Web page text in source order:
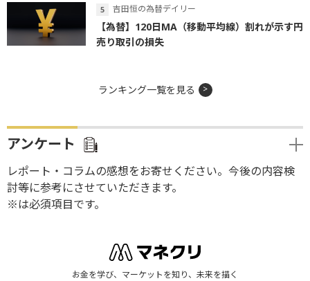
吉田恒の為替デイリー
【為替】120日MA（移動平均線）割れが示す円
売り取引の損失
ランキング一覧を見る
アンケート
レポート・コラムの感想をお寄せください。今後の内容検
討等に参考にさせていただきます。
※は必須項目です。
お金を学び、マーケットを知り、未来を描く